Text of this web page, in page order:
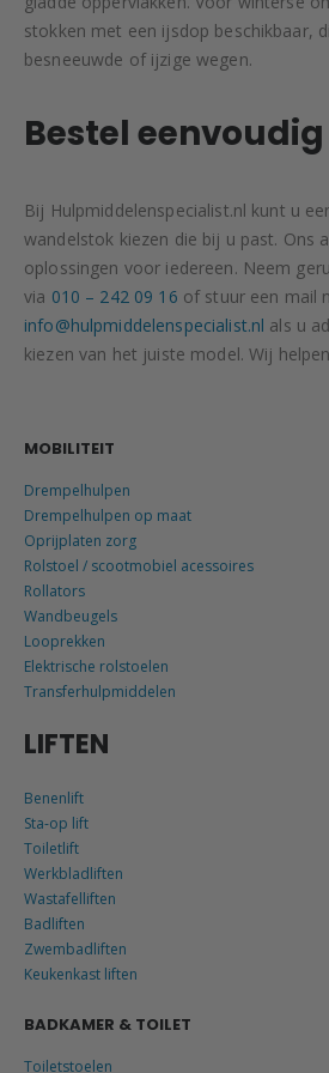
stokken met een ijsdop beschikbaar,
besneeuwde of ijzige wegen.
Bestel
Bij Hulpmiddelenspecialist.nl kunt u
wandelstok kiezen die bij u past. Ons
oplossingen voor iedereen. Neem
via 010 – 242 09 16 of stuur een mail
info@hulpmiddelenspecialist.nl als u
kiezen van het juiste model. Wij
MOBILITEIT
Drempelhulpen
Drempelhulpen op maat
Oprijplaten zorg
Rolstoel / scootmobiel acessoires
Rollators
Wandbeugels
Looprekken
Elektrische rolstoelen
Transferhulpmiddelen
LIFTEN
Benenlift
Sta-op lift
Toiletlift
Werkbladliften
Wastafelliften
Badliften
Zwembadliften
Keukenkast liften
BADKAMER & TOILET
Toiletstoelen